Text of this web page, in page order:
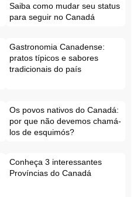
Saiba como mudar seu status
para seguir no Canadá
Gastronomia Canadense:
pratos típicos e sabores
tradicionais do país
Os povos nativos do Canadá:
por que não devemos chamá-
los de esquimós?
Conheça 3 interessantes
Províncias do Canadá